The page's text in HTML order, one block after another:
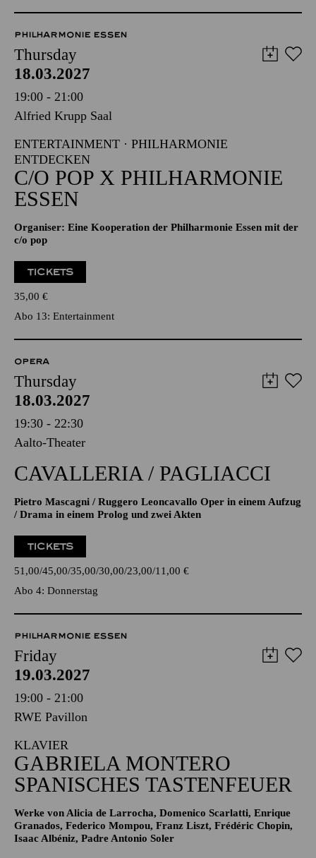
PHILHARMONIE ESSEN
Thursday
18.03.2027
19:00 - 21:00
Alfried Krupp Saal
ENTERTAINMENT · PHILHARMONIE
ENTDECKEN
C/O POP X PHILHARMONIE
ESSEN
Organiser: Eine Kooperation der Philharmonie Essen mit der
c/o pop
TICKETS
35,00 €
Abo 13: Entertainment
OPERA
Thursday
18.03.2027
19:30 - 22:30
Aalto-Theater
CAVALLERIA / PAGLIACCI
Pietro Mascagni / Ruggero Leoncavallo Oper in einem Aufzug
/ Drama in einem Prolog und zwei Akten
TICKETS
51,00 45,00 35,00 30,00 23,00 11,00 €
Abo 4: Donnerstag
PHILHARMONIE ESSEN
Friday
19.03.2027
19:00 - 21:00
RWE Pavillon
KLAVIER
GABRIELA MONTERO
SPANISCHES TASTENFEUER
Werke von Alicia de Larrocha, Domenico Scarlatti, Enrique
Granados, Federico Mompou, Franz Liszt, Frédéric Chopin,
Isaac Albéniz, Padre Antonio Soler